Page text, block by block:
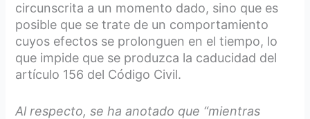
circunscrita a un momento dado, sino que es
posible que se trate de un comportamiento
cuyos efectos se prolonguen en el tiempo, lo
que impide que se produzca la caducidad del
artículo 156 del Código Civil.
Al respecto, se ha anotado que “mientras